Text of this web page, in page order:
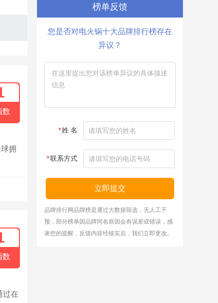
数
拥
数
过在
榜单反馈
您是否对电火锅十大品牌排行榜存在
异议？
*姓 名
*联系方式
立即提交
品牌排行网品牌榜是通过大数据筛选，无人工干
预，部分榜单因品牌同名原因会有误差或错误，感
谢您的提醒，反馈内容经核实后，我们立即更改。